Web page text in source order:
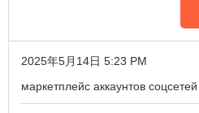
2025年5月14日 5:23 PM
маркетплейс аккаунтов соцсетей